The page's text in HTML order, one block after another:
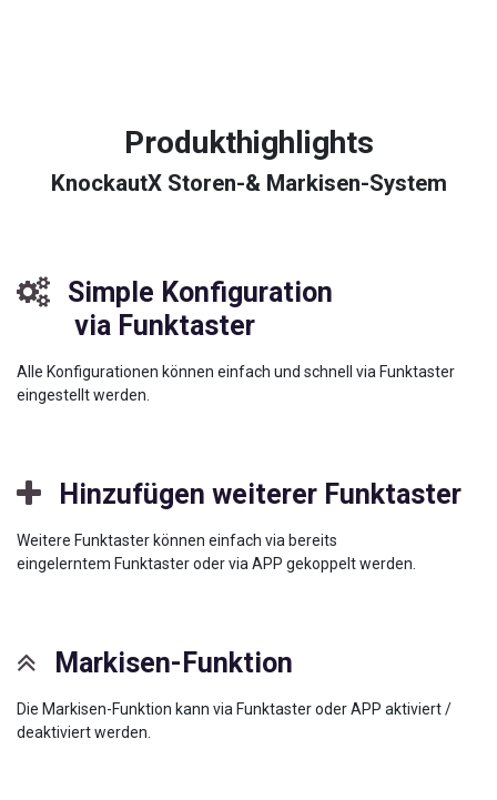
Produkthighlights
KnockautX Storen-& Markisen-System
Simple Konfiguration
via Funktaster
Alle Konfigurationen können einfach und schnell via Funktaster
eingestellt werden.
Hinzufügen weiterer Funktaster
Weitere Funktaster können einfach via bereits
eingelerntem Funktaster oder via APP gekoppelt werden.
Markisen-Funktion
Die Markisen-Funktion kann via Funktaster oder APP aktiviert /
deaktiviert werden.